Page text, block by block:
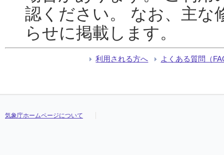
認ください。 なお、主な
らせに掲載します。
利用される方へ よくある質問（
気象庁ホームページについて